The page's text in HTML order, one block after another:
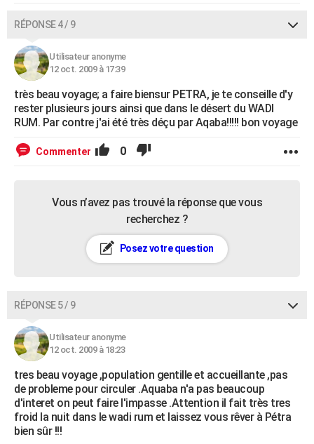
RÉPONSE 4 / 9
Utilisateur anonyme
12 oct. 2009 à 17:39
très beau voyage; a faire biensur PETRA, je te conseille d'y
rester plusieurs jours ainsi que dans le désert du WADI
RUM. Par contre j'ai été très déçu par Aqaba!!!!! bon voyage
Commenter 0
Vous n’avez pas trouvé la réponse que vous
recherchez ?
Posez votre question
RÉPONSE 5 / 9
Utilisateur anonyme
12 oct. 2009 à 18:23
tres beau voyage ,population gentille et accueillante ,pas
de probleme pour circuler .Aquaba n'a pas beaucoup
d'interet on peut faire l'impasse .Attention il fait très tres
froid la nuit dans le wadi rum et laissez vous rêver à Pétra
bien sûr !!!